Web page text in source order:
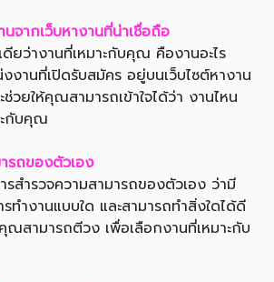
จากเว็บหางานที่น่าเชื่อถือ
ยว่างานที่เหมาะกับคุณ คืองานอะไร
งงานที่เปิดรับสมัคร อยู่บนเว็บไซต์หางาน
วยให้คุณสามารถเข้าใจได้ว่า งานไหน
ะกับคุณ
รถของตัวเอง
สำรวจความสามารถของตัวเอง ว่ามี
ทำงานแบบใด และสามารถทำสิ่งใดได้ดี
ณสามารถตีวง เพื่อเลือกงานที่เหมาะกับ